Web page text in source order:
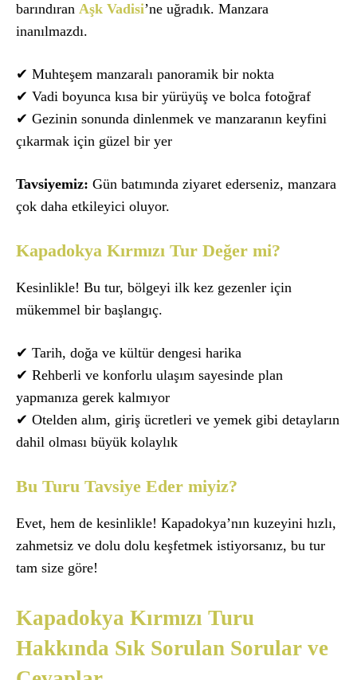
barındıran Aşk Vadisi’ne uğradık. Manzara
inanılmazdı.
✔ Muhteşem manzaralı panoramik bir nokta
✔ Vadi boyunca kısa bir yürüyüş ve bolca fotoğraf
✔ Gezinin sonunda dinlenmek ve manzaranın keyfini
çıkarmak için güzel bir yer
Tavsiyemiz: Gün batımında ziyaret ederseniz, manzara
çok daha etkileyici oluyor.
Kapadokya Kırmızı Tur Değer mi?
Kesinlikle! Bu tur, bölgeyi ilk kez gezenler için
mükemmel bir başlangıç.
✔ Tarih, doğa ve kültür dengesi harika
✔ Rehberli ve konforlu ulaşım sayesinde plan
yapmanıza gerek kalmıyor
✔ Otelden alım, giriş ücretleri ve yemek gibi detayların
dahil olması büyük kolaylık
Bu Turu Tavsiye Eder miyiz?
Evet, hem de kesinlikle! Kapadokya’nın kuzeyini hızlı,
zahmetsiz ve dolu dolu keşfetmek istiyorsanız, bu tur
tam size göre!
Kapadokya Kırmızı Turu
Hakkında Sık Sorulan Sorular ve